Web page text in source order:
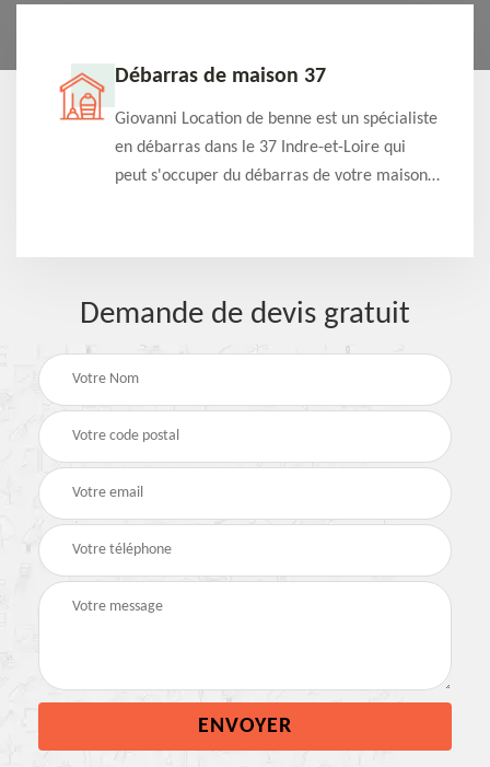
Débarras de maison 37
Giovanni Location de benne est un spécialiste
en débarras dans le 37 Indre-et-Loire qui
peut s'occuper du débarras de votre maison
Demande de devis gratuit